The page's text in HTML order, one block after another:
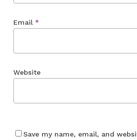
Email *
Website
Save my name, email, and